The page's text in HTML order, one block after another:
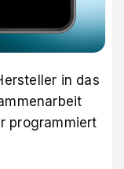
in das
programmiert